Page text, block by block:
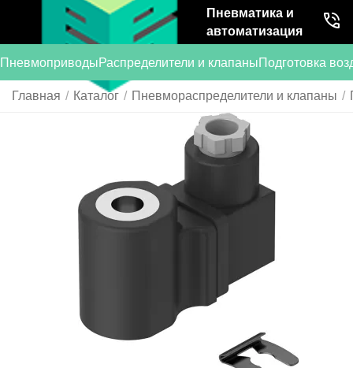
Пневматика и
автоматизация
ПневмоприводыРаспределители и клапаныПодготовка
Главная / Каталог / Пневмораспределители и клапаны /